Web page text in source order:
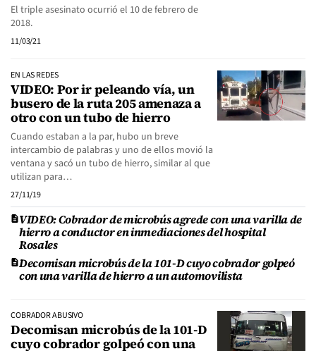
El triple asesinato ocurrió el 10 de febrero de
2018.
11/03/21
EN LAS REDES
VIDEO: Por ir peleando vía, un
busero de la ruta 205 amenaza a
otro con un tubo de hierro
Cuando estaban a la par, hubo un breve
intercambio de palabras y uno de ellos movió la
ventana y sacó un tubo de hierro, similar al que
utilizan para…
27/11/19
VIDEO: Cobrador de microbús agrede con una varilla de
hierro a conductor en inmediaciones del hospital
Rosales
Decomisan microbús de la 101-D cuyo cobrador golpeó
con una varilla de hierro a un automovilista
COBRADOR ABUSIVO
Decomisan microbús de la 101-D
cuyo cobrador golpeó con una